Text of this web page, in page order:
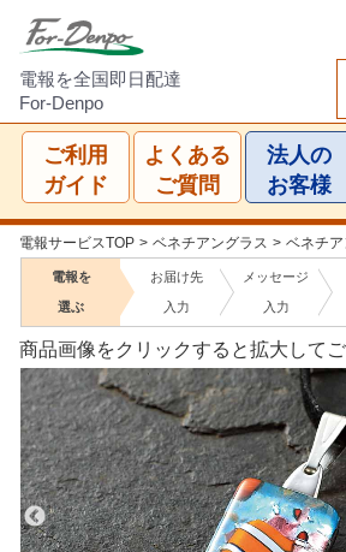
電報を全国即日配達
For-Denpo
ご利用
ガイド
よくある
ご質問
法人の
お客様
電報サービスTOP > ベネチアングラス > ベネチ
電報を
選ぶ
お届け先
入力
メッセージ
入力
商品画像をクリックすると拡大してご